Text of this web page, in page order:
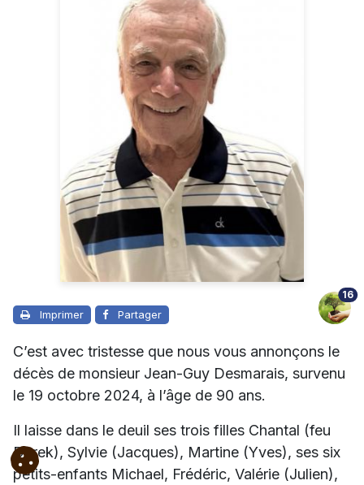
Imprimer Partager
16
C’est avec tristesse que nous vous annonçons le
décès de monsieur Jean-Guy Desmarais, survenu
le 19 octobre 2024, à l’âge de 90 ans.
Il laisse dans le deuil ses trois filles Chantal (feu
Derek), Sylvie (Jacques), Martine (Yves), ses six
petits-enfants Michael, Frédéric, Valérie (Julien),